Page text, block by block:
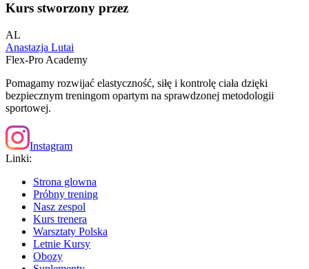
Kurs stworzony przez
AL
Anastazja Lutai
Flex-Pro Academy
Pomagamy rozwijać elastyczność, siłę i kontrolę ciała dzięki
bezpiecznym treningom opartym na sprawdzonej metodologii
sportowej.
Instagram
Linki:
Strona glowna
Próbny trening
Nasz zespol
Kurs trenera
Warsztaty Polska
Letnie Kursy
Obozy